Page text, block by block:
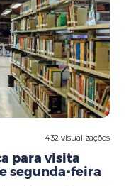
432 visualizações
para visita
segunda-feira